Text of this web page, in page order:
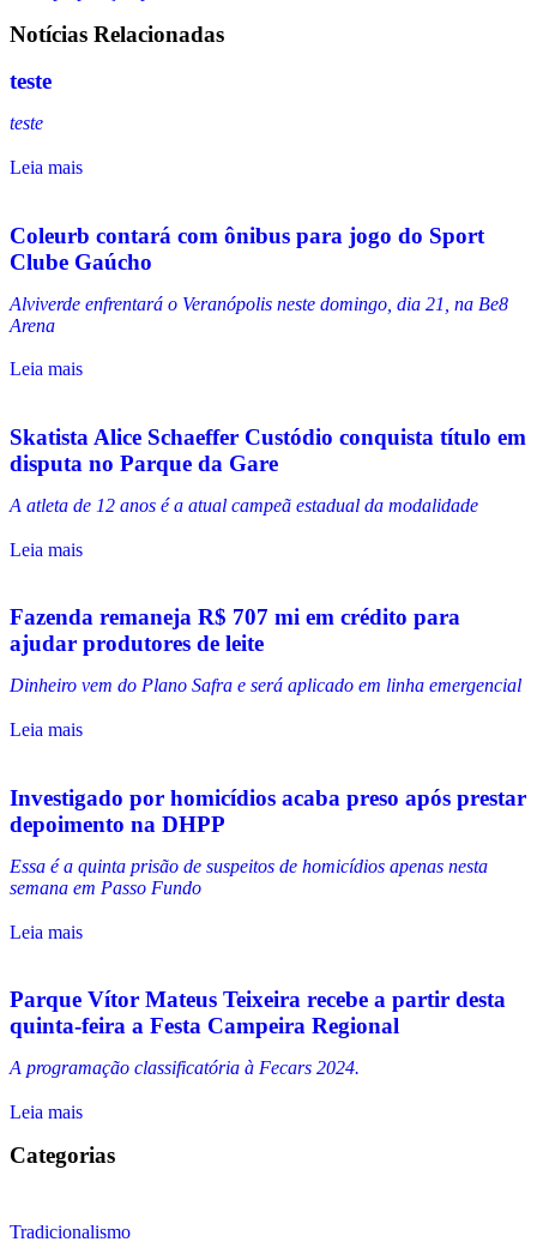
Notícias Relacionadas
teste
teste
Leia mais
Coleurb contará com ônibus para jogo do Sport
Clube Gaúcho
Alviverde enfrentará o Veranópolis neste domingo, dia 21, na Be8
Arena
Leia mais
Skatista Alice Schaeffer Custódio conquista título em
disputa no Parque da Gare
A atleta de 12 anos é a atual campeã estadual da modalidade
Leia mais
Fazenda remaneja R$ 707 mi em crédito para
ajudar produtores de leite
Dinheiro vem do Plano Safra e será aplicado em linha emergencial
Leia mais
Investigado por homicídios acaba preso após prestar
depoimento na DHPP
Essa é a quinta prisão de suspeitos de homicídios apenas nesta
semana em Passo Fundo
Leia mais
Parque Vítor Mateus Teixeira recebe a partir desta
quinta-feira a Festa Campeira Regional
A programação classificatória à Fecars 2024.
Leia mais
Categorias
Tradicionalismo